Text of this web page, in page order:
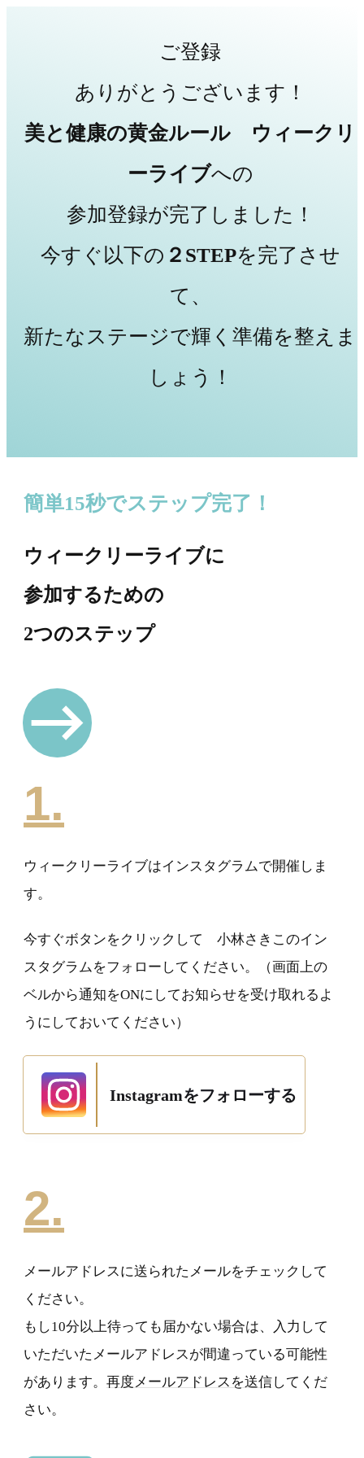
ご登録
ありがとうございます！
美と健康の黄金ルール ウィークリ
ーライブへの
参加登録が完了しました！
今すぐ以下の ２STEPを完了させ
て、
新たなステージで輝く準備を整えま
しょう！
簡単15秒でステップ完了！
ウィークリーライブに
参加するための
2つのステップ
1.
ウィークリーライブはインスタグラムで開催しま
す。
今すぐボタンをクリックして 小林さきこのイン
スタグラムをフォローしてください。（画面上の
ベルから通知をONにしてお知らせを受け取れるよ
うにしておいてください）
Instagramをフォローする
2.
メールアドレスに送られたメールをチェックして
ください。
もし10分以上待っても届かない場合は、入力して
いただいたメールアドレスが間違っている可能性
があります。 再度メールアドレスを送信してくだ
さい。